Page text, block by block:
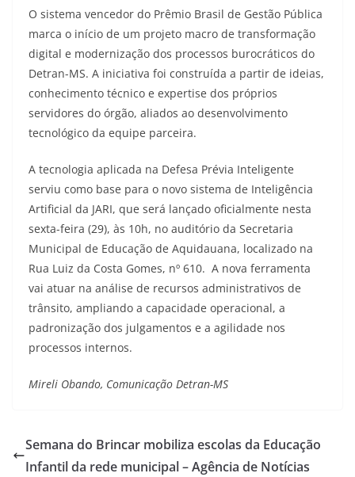
O sistema vencedor do Prêmio Brasil de Gestão Pública
marca o início de um projeto macro de transformação
digital e modernização dos processos burocráticos do
Detran-MS. A iniciativa foi construída a partir de ideias,
conhecimento técnico e expertise dos próprios
servidores do órgão, aliados ao desenvolvimento
tecnológico da equipe parceira.
A tecnologia aplicada na Defesa Prévia Inteligente
serviu como base para o novo sistema de Inteligência
Artificial da JARI, que será lançado oficialmente nesta
sexta-feira (29), às 10h, no auditório da Secretaria
Municipal de Educação de Aquidauana, localizado na
Rua Luiz da Costa Gomes, nº 610. A nova ferramenta
vai atuar na análise de recursos administrativos de
trânsito, ampliando a capacidade operacional, a
padronização dos julgamentos e a agilidade nos
processos internos.
Mireli Obando, Comunicação Detran-MS
Semana do Brincar mobiliza escolas da Educação
Infantil da rede municipal – Agência de Notícias